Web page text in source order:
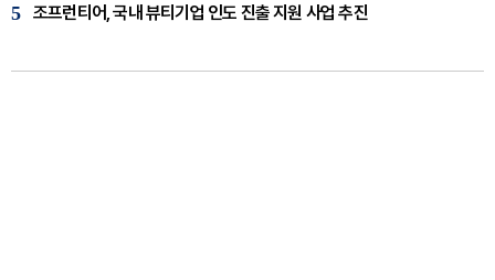
5 조프런티어, 국내 뷰티기업 인도 진출 지원 사업 추진